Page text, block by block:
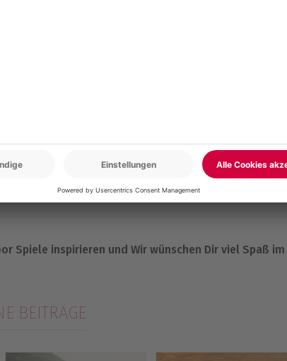
gegeben werden. Dann kann die große Suche
innerhalb der Zeit zu finden.
noch Ideen, wie die Party unvergesslich wird?
zu sein! Wir empfehlen Wasservolleyball oder
nach einer erfrischenden Abkühlung an heißen Tagen
und Wasserbomben aus und werft Euch gemeinsam
Spiele inspirieren und Wir wünschen Dir viel Spaß im
BEITRÄGE